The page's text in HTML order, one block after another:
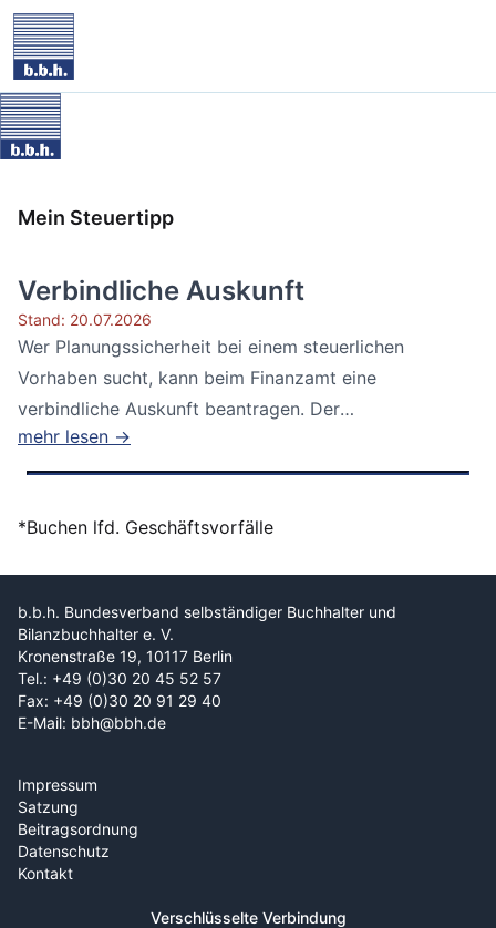
Mein Steuertipp
Verbindliche Auskunft
Stand: 20.07.2026
Wer Planungssicherheit bei einem steuerlichen
Vorhaben sucht, kann beim Finanzamt eine
verbindliche Auskunft beantragen. Der
Bundesfinanzhof...
mehr lesen →
*Buchen lfd. Geschäftsvorfälle
b.b.h. Bundesverband selbständiger Buchhalter und
Bilanzbuchhalter e. V.
Kronenstraße 19, 10117 Berlin
Tel.: +49 (0)30 20 45 52 57
Fax: +49 (0)30 20 91 29 40
E-Mail: bbh@bbh.de
Impressum
Satzung
Beitragsordnung
Datenschutz
Kontakt
Verschlüsselte Verbindung